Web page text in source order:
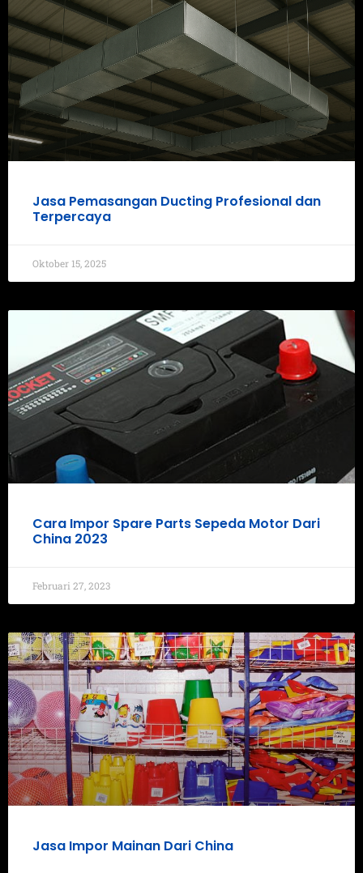
Jasa Pemasangan Ducting Profesional dan
Terpercaya
Oktober 15, 2025
Cara Impor Spare Parts Sepeda Motor Dari
China 2023
Februari 27, 2023
Jasa Impor Mainan Dari China